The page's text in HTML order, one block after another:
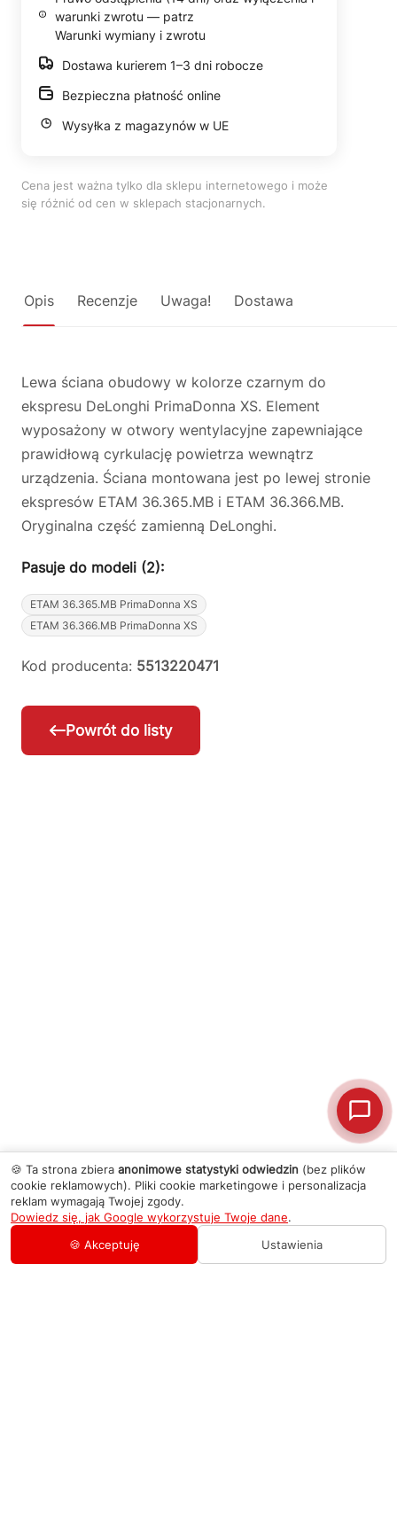
warunki zwrotu — patrz
Warunki wymiany i zwrotu
Dostawa kurierem 1–3 dni robocze
Bezpieczna płatność online
Wysyłka z magazynów w UE
Cena jest ważna tylko dla sklepu internetowego i może
się różnić od cen w sklepach stacjonarnych.
Opis Recenzje Uwaga! Dostawa
Lewa ściana obudowy w kolorze czarnym do
ekspresu DeLonghi PrimaDonna XS. Element
wyposażony w otwory wentylacyjne zapewniające
prawidłową cyrkulację powietrza wewnątrz
urządzenia. Ściana montowana jest po lewej stronie
ekspresów ETAM 36.365.MB i ETAM 36.366.MB.
Oryginalna część zamienną DeLonghi.
Pasuje do modeli (2):
ETAM 36.365.MB PrimaDonna XS
ETAM 36.366.MB PrimaDonna XS
Kod producenta: 5513220471
Powrót do listy
🍪 Ta strona zbiera anonimowe statystyki odwiedzin (bez plików
cookie reklamowych). Pliki cookie marketingowe i personalizacja
reklam wymagają Twojej zgody.
Dowiedz się, jak Google wykorzystuje Twoje dane.
🍪 Akceptuję
Ustawienia